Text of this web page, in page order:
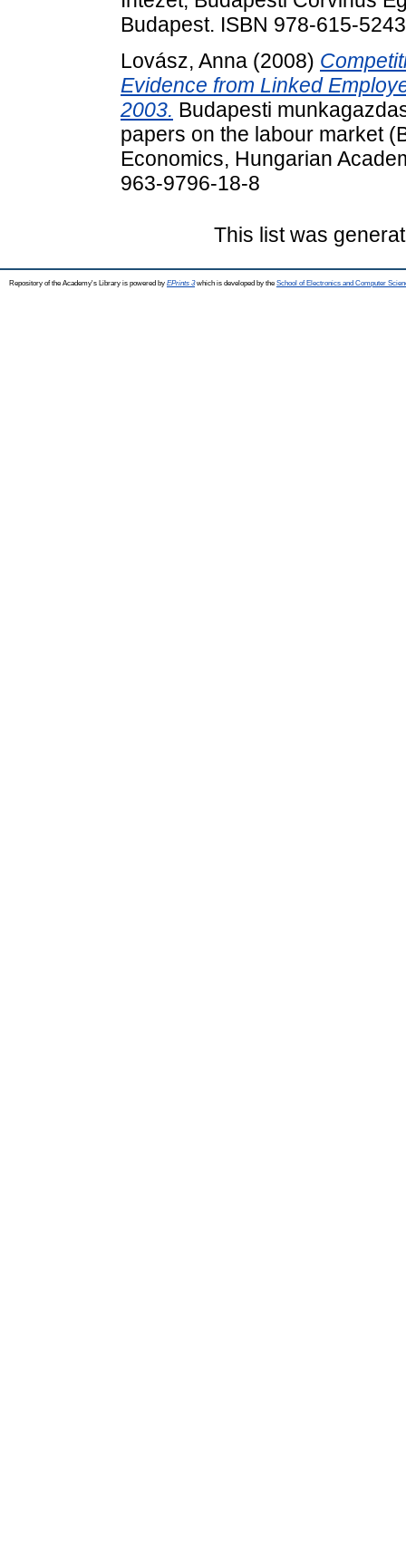
Budapest. ISBN 978-615-
Lovász, Anna (2008)
Evidence from Linked
2003. Budapesti
papers on the labour market
Economics, Hungarian
963-9796-18-8
This list was
Repository of the Academy's Library is powered by EPrints 3which is developed by the School of Electronics and Computer